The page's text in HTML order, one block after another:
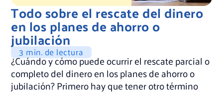
Todo sobre el rescate del dinero
en los planes de ahorro o
jubilación
3 min. de lectura
¿Cuándo y cómo puede ocurrir el rescate parcial o
completo del dinero en los planes de ahorro o
jubilación? Primero hay que tener otro término